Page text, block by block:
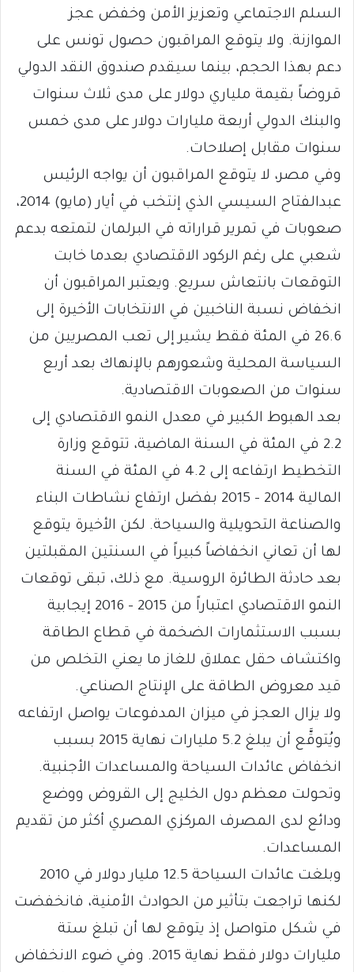
السلم الاجتماعي وتعزيز الأمن وخفض عجز
الموازنة. ولا يتوقع المراقبون حصول تونس على
دعم بهذا الحجم، بينما سيقدم صندوق النقد الدولي
قروضاً بقيمة ملياري دولار على مدى ثلاث سنوات
والبنك الدولي أربعة مليارات دولار على مدى خمس
سنوات مقابل إصلاحات.
وفي مصر، لا يتوقع المراقبون أن يواجه الرئيس
عبدالفتاح السيسي الذي إنتخب في أيار (مايو) 2014،
صعوبات في تمرير قراراته في البرلمان لتمتعه بدعم
شعبي على رغم الركود الاقتصادي بعدما خابت
التوقعات بانتعاش سريع. ويعتبر المراقبون أن
انخفاض نسبة الناخبين في الانتخابات الأخيرة إلى
26.6 في المئة فقط يشير إلى تعب المصريين من
السياسة المحلية وشعورهم بالإنهاك بعد أربع
سنوات من الصعوبات الاقتصادية.
بعد الهبوط الكبير في معدل النمو الاقتصادي إلى
2.2 في المئة في السنة الماضية، تتوقع وزارة
التخطيط ارتفاعه إلى 4.2 في المئة في السنة
المالية 2014 – 2015 بفضل ارتفاع نشاطات البناء
والصناعة التحويلية والسياحة. لكن الأخيرة يتوقع
لها أن تعاني انخفاضاً كبيراً في السنتين المقبلتين
بعد حادثة الطائرة الروسية. مع ذلك، تبقى توقعات
النمو الاقتصادي اعتباراً من 2015 – 2016 إيجابية
بسبب الاستثمارات الضخمة في قطاع الطاقة
واكتشاف حقل عملاق للغاز ما يعني التخلص من
قيد معروض الطاقة على الإنتاج الصناعي.
ولا يزال العجز في ميزان المدفوعات يواصل ارتفاعه
ويُتوقَّع أن يبلغ 5.2 مليارات نهاية 2015 بسبب
انخفاض عائدات السياحة والمساعدات الأجنبية.
وتحولت معظم دول الخليج إلى القروض ووضع
ودائع لدى المصرف المركزي المصري أكثر من تقديم
المساعدات.
وبلغت عائدات السياحة 12.5 مليار دولار في 2010
لكنها تراجعت بتأثير من الحوادث الأمنية، فانخفضت
في شكل متواصل إذ يتوقع لها أن تبلغ ستة
مليارات دولار فقط نهاية 2015. وفي ضوء الانخفاض